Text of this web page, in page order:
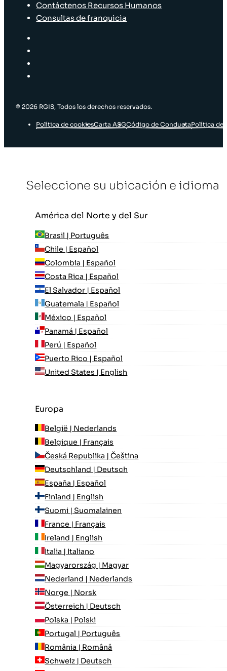
Contáctenos Recursos Humanos
Consultas de franquicia
© 2026 RGIS, Todos los derechos reservados.
Política de cookiesCarta ASGCódigo de ConductaPolítica de
Seleccione su ubicación e idioma
América del Norte y del Sur
Brasil | Português
Chile | Español
Colombia | Español
Costa Rica | Español
El Salvador | Español
Guatemala | Español
México | Español
Panamá | Español
Perú | Español
Puerto Rico | Español
United States | English
Europa
België | Nederlands
Belgique | Français
Česká Republika | Čeština
Deutschland | Deutsch
España | Español
Finland | English
Suomi | Suomalainen
France | Français
Ireland | English
Italia | Italiano
Magyarország | Magyar
Nederland | Nederlands
Norge | Norsk
Österreich | Deutsch
Polska | Polski
Portugal | Português
România | Română
Schweiz | Deutsch